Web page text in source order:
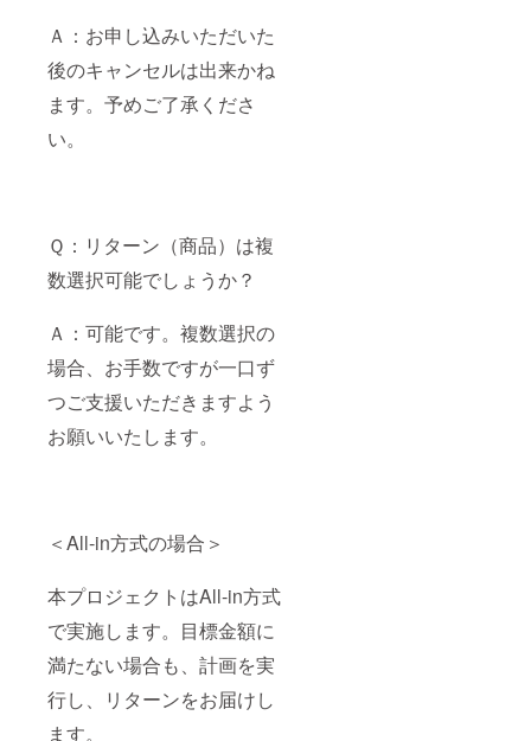
Ａ：お申し込みいただいた
後のキャンセルは出来かね
ます。予めご了承くださ
い。
Ｑ：リターン（商品）は複
数選択可能でしょうか？
Ａ：可能です。複数選択の
場合、お手数ですが一口ず
つご支援いただきますよう
お願いいたします。
＜All-in方式の場合＞
本プロジェクトはAll-in方式
で実施します。目標金額に
満たない場合も、計画を実
行し、リターンをお届けし
ます。